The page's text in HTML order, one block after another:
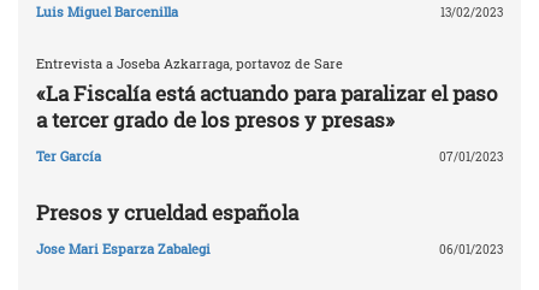
Luis Miguel Barcenilla 13/02/2023
Entrevista a Joseba Azkarraga, portavoz de Sare
«La Fiscalía está actuando para paralizar el paso
a tercer grado de los presos y presas»
Ter García 07/01/2023
Presos y crueldad española
Jose Mari Esparza Zabalegi 06/01/2023